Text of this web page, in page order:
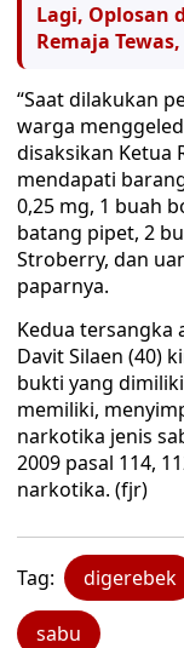
Lagi, Oplosan
Remaja
“Saat dilakukan
warga
disaksikan Ketua
mendapati
0,25 mg, 1 buah
batang pipet, 2
Stroberry, dan
paparnya.
Kedua tersangka
Davit Silaen (40)
bukti yang
memiliki,
narkotika jenis
2009 pasal 114,
narkotika. (fjr)
Tag: digerebek
sabu